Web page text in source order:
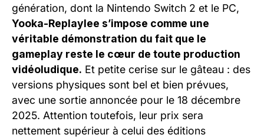
génération, dont la Nintendo Switch 2 et le PC,
Yooka-Replaylee s’impose comme une
véritable démonstration du fait que le
gameplay reste le cœur de toute production
vidéoludique. Et petite cerise sur le gâteau : des
versions physiques sont bel et bien prévues,
avec une sortie annoncée pour le 18 décembre
2025. Attention toutefois, leur prix sera
nettement supérieur à celui des éditions